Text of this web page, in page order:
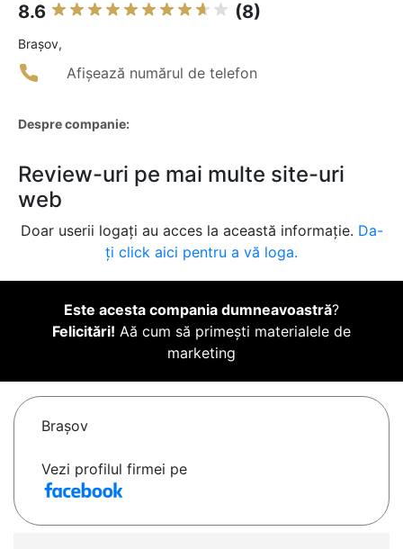
8.6 (8)
Braşov,
Afișează numărul de telefon
Despre companie:
Review-uri pe mai multe site-uri
web
Doar userii logați au acces la această informație. Da-
ți click aici pentru a vă loga.
Este acesta compania dumneavoastră?
Felicitări! Aă cum să primești materialele de
marketing
Braşov
Vezi profilul firmei pe